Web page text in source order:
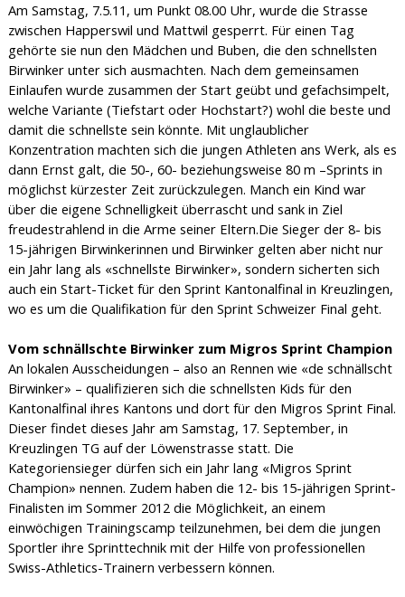
Am Samstag, 7.5.11, um Punkt 08.00 Uhr, wurde die Strasse
zwischen Happerswil und Mattwil gesperrt. Für einen Tag
gehörte sie nun den Mädchen und Buben, die den schnellsten
Birwinker unter sich ausmachten. Nach dem gemeinsamen
Einlaufen wurde zusammen der Start geübt und gefachsimpelt,
welche Variante (Tiefstart oder Hochstart?) wohl die beste und
damit die schnellste sein könnte. Mit unglaublicher
Konzentration machten sich die jungen Athleten ans Werk, als es
dann Ernst galt, die 50-, 60- beziehungsweise 80 m –Sprints in
möglichst kürzester Zeit zurückzulegen. Manch ein Kind war
über die eigene Schnelligkeit überrascht und sank in Ziel
freudestrahlend in die Arme seiner Eltern.Die Sieger der 8- bis
15-jährigen Birwinkerinnen und Birwinker gelten aber nicht nur
ein Jahr lang als «schnellste Birwinker», sondern sicherten sich
auch ein Start-Ticket für den Sprint Kantonalfinal in Kreuzlingen,
wo es um die Qualifikation für den Sprint Schweizer Final geht.
Vom schnällschte Birwinker zum Migros Sprint Champion
An lokalen Ausscheidungen – also an Rennen wie «de schnällscht
Birwinker» – qualifizieren sich die schnellsten Kids für den
Kantonalfinal ihres Kantons und dort für den Migros Sprint Final.
Dieser findet dieses Jahr am Samstag, 17. September, in
Kreuzlingen TG auf der Löwenstrasse statt. Die
Kategoriensieger dürfen sich ein Jahr lang «Migros Sprint
Champion» nennen. Zudem haben die 12- bis 15-jährigen Sprint-
Finalisten im Sommer 2012 die Möglichkeit, an einem
einwöchigen Trainingscamp teilzunehmen, bei dem die jungen
Sportler ihre Sprinttechnik mit der Hilfe von professionellen
Swiss-Athletics-Trainern verbessern können.